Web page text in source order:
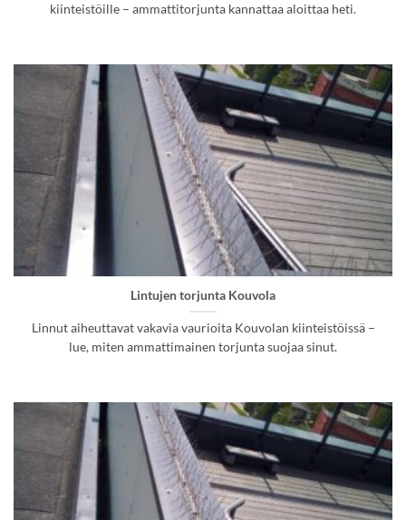
kiinteistöille – ammattitorjunta kannattaa aloittaa heti.
Lintujen torjunta Kouvola
Linnut aiheuttavat vakavia vaurioita Kouvolan kiinteistöissä –
lue, miten ammattimainen torjunta suojaa sinut.